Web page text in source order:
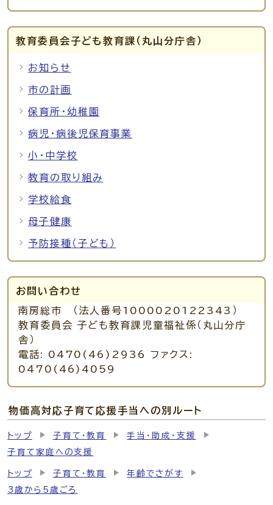
教育委員会子ども教育課（丸山分庁舎）
お知らせ
市の計画
保育所・幼稚園
病児・病後児保育事業
小・中学校
教育の取り組み
学校給食
母子健康
予防接種（子ども）
お問い合わせ
南房総市 （法人番号1000020122343）
教育委員会 子ども教育課児童福祉係（丸山分庁
舎）
電話: 0470(46)2936 ファクス:
0470(46)4059
物価高対応子育て応援手当への別ルート
トップ 子育て・教育
手当・助成・支援
子育て家庭への支援
トップ 子育て・教育
年齢でさがす
3歳から5歳ごろ